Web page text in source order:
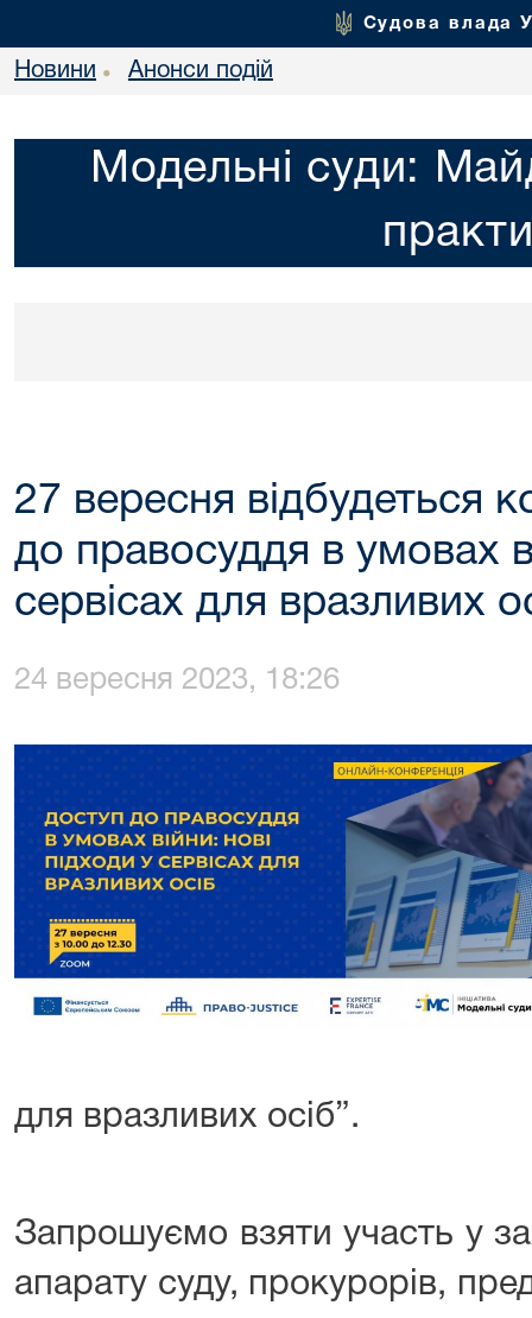
Судова влада
Новини • Анонси подій
Модельні суди:
27 вересня відбудеться
до правосуддя в умовах
сервісах для вразливих
24 вересня 2023, 18:26
для вразливих осіб”.
Запрошуємо взяти участь у
апарату суду, прокурорів,